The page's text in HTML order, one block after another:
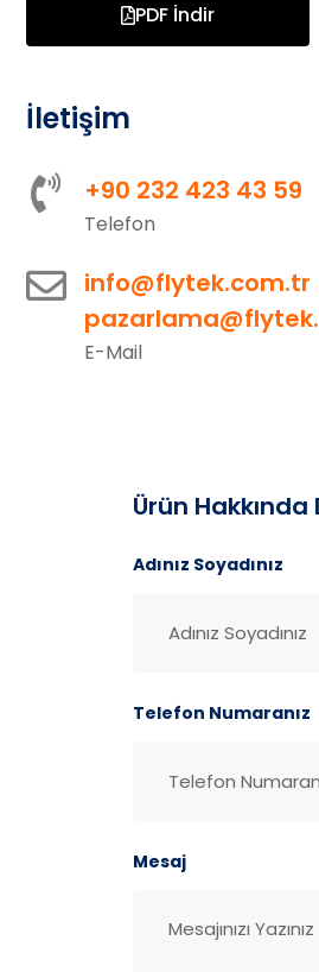
PDF İndir
İletişim
+90 232 423 43 59
Telefon
info@flytek.com.tr
E-Mail
Ürün
Adınız Soyadınız
Telefon Numaranız
Mesaj